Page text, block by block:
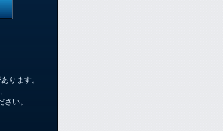
ります。
さい。